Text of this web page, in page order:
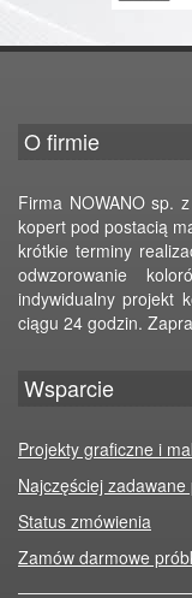
O firmie
Firma NOWANO sp.
kopert pod postacią
krótkie terminy
odwzorowanie
indywidualny projekt
ciągu 24 godzin.
Wsparcie
Projekty graficzne i
Najczęściej
Status zmówienia
Zamów darmowe